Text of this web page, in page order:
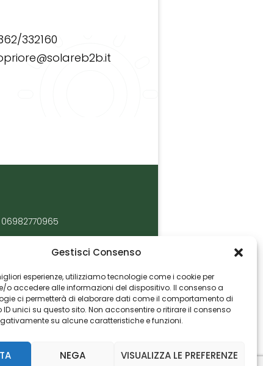
Gestisci Consenso
esperienze, utilizziamo tecnologie come i cookie per
o accedere alle informazioni del dispositivo. Il consenso a
ci permetterà di elaborare dati come il comportamento di
unici su questo sito. Non acconsentire o ritirare il consenso
su alcune caratteristiche e funzioni.
NEGA VISUALIZZA LE PREFERENZE
332160
06982770965